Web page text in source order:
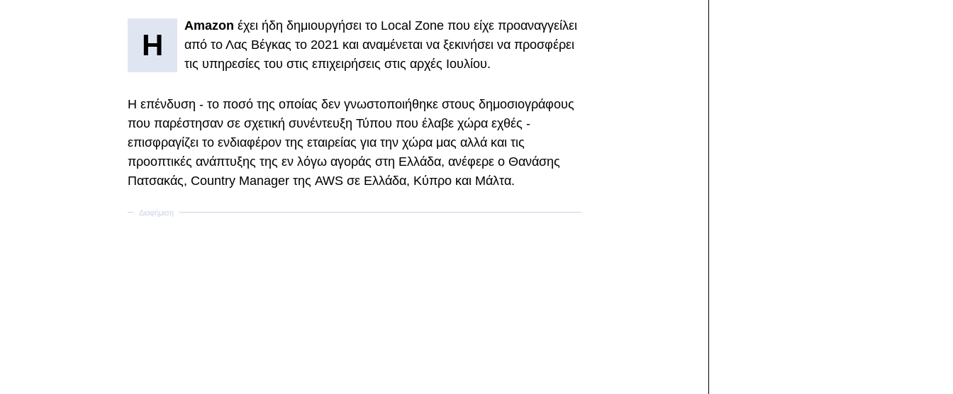
H
Amazon έχει ήδη δημιουργήσει το Local Zone που είχε προαναγγείλει
από το Λας Βέγκας το 2021 και αναμένεται να ξεκινήσει να προσφέρει
τις υπηρεσίες του στις επιχειρήσεις στις αρχές Ιουλίου.
Η επένδυση - το ποσό της οποίας δεν γνωστοποιήθηκε στους δημοσιογράφους
που παρέστησαν σε σχετική συνέντευξη Τύπου που έλαβε χώρα εχθές -
επισφραγίζει το ενδιαφέρον της εταιρείας για την χώρα μας αλλά και τις
προοπτικές ανάπτυξης της εν λόγω αγοράς στη Ελλάδα, ανέφερε ο Θανάσης
Πατσακάς, Country Manager της AWS σε Ελλάδα, Κύπρο και Μάλτα.